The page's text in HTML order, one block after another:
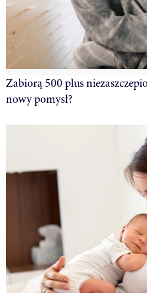
Zabiorą 500 plus
nowy pomysł?